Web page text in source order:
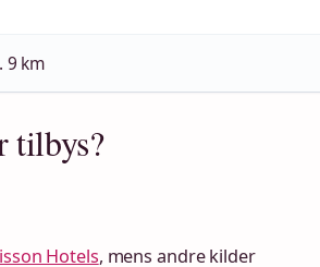
9 km
tilbys?
Hotels, mens andre kilder